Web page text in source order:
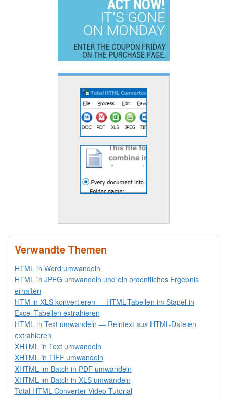
Verwandte Themen
HTML in Word umwandeln
HTML in JPEG umwandeln und ein ordentliches Ergebnis
erhalten
HTM in XLS konvertieren — HTML-Tabellen im Stapel in
Excel-Tabellen extrahieren
HTML in Text umwandeln — Reintext aus HTML-Dateien
extrahieren
XHTML in Text umwandeln
XHTML in TIFF umwandeln
XHTML im Batch in PDF umwandeln
XHTML im Batch in XLS umwandeln
Total HTML Converter Video-Tutorial